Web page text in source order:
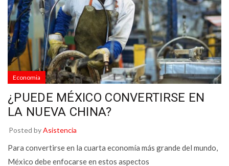
Economia
¿PUEDE MÉXICO CONVERTIRSE EN
LA NUEVA CHINA?
Posted byAsistencia
Para convertirse en la cuarta economía más grande del mundo,
México debe enfocarse en estos aspectos